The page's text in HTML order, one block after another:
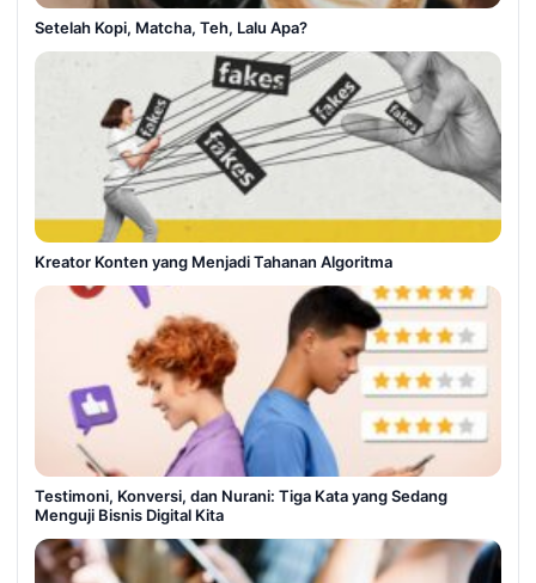
Setelah Kopi, Matcha, Teh, Lalu Apa?
Kreator Konten yang Menjadi Tahanan Algoritma
Testimoni, Konversi, dan Nurani: Tiga Kata yang Sedang
Menguji Bisnis Digital Kita